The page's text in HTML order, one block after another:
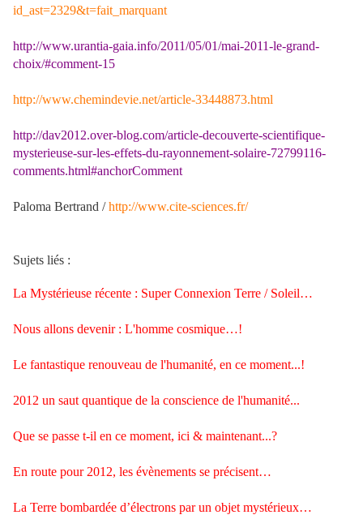
id_ast=2329&t=fait_marquant
http://www.urantia-gaia.info/2011/05/01/mai-2011-le-grand-
choix/#comment-15
http://www.chemindevie.net/article-33448873.html
http://dav2012.over-blog.com/article-decouverte-scientifique-
mysterieuse-sur-les-effets-du-rayonnement-solaire-72799116-
comments.html#anchorComment
Paloma Bertrand / http://www.cite-sciences.fr/
Sujets liés :
La Mystérieuse récente : Super Connexion Terre / Soleil…
Nous allons devenir : L'homme cosmique…!
Le fantastique renouveau de l'humanité, en ce moment...!
2012 un saut quantique de la conscience de l'humanité...
Que se passe t-il en ce moment, ici & maintenant...?
En route pour 2012, les évènements se précisent…
La Terre bombardée d’électrons par un objet mystérieux…